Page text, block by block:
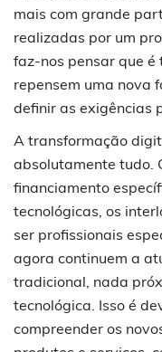
mais com grande
realizadas por um
faz-nos pensar que
repensem uma nova
definir as exigências
A transformação
absolutamente tudo.
financiamento
tecnológicas, os
ser profissionais
agora continuem a
tradicional, nada
tecnológica. Isso é
compreender os